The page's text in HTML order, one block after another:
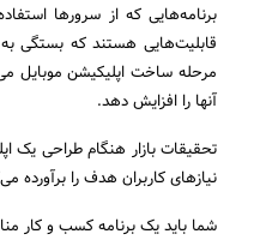
برنامه‌هایی که از سرورها
مرحله ساخت اپلیکیشن موبایل
آنها را افزایش دهد.
تحقیقات بازار هنگام طراحی یک
نیازهای کاربران هدف را برآورده
شما باید یک برنامه کسب و کار مناسب داشته باشید و